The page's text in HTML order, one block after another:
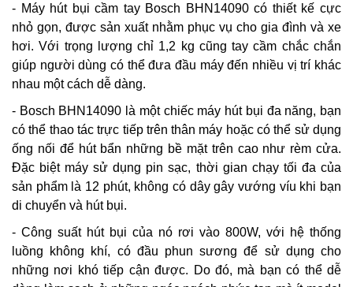
- Máy hút bụi cầm tay Bosch BHN14090 có thiết kế cực
nhỏ gọn, được sản xuất nhằm phục vụ cho gia đình và xe
hơi. Với trọng lượng chỉ 1,2 kg cũng tay cầm chắc chắn
giúp người dùng có thể đưa đầu máy đến nhiều vị trí khác
nhau một cách dễ dàng.
- Bosch BHN14090 là một chiếc máy hút bụi đa năng, bạn
có thể thao tác trực tiếp trên thân máy hoặc có thể sử dụng
ống nối để hút bẩn những bề mặt trên cao như rèm cửa.
Đặc biệt máy sử dụng pin sạc, thời gian chạy tối đa của
sản phẩm là 12 phút, không có dây gây vướng víu khi bạn
di chuyển và hút bụi.
- Công suất hút bụi của nó rơi vào 800W, với hệ thống
luồng không khí, có đầu phun sương để sử dụng cho
những nơi khó tiếp cận được. Do đó, mà bạn có thể dễ